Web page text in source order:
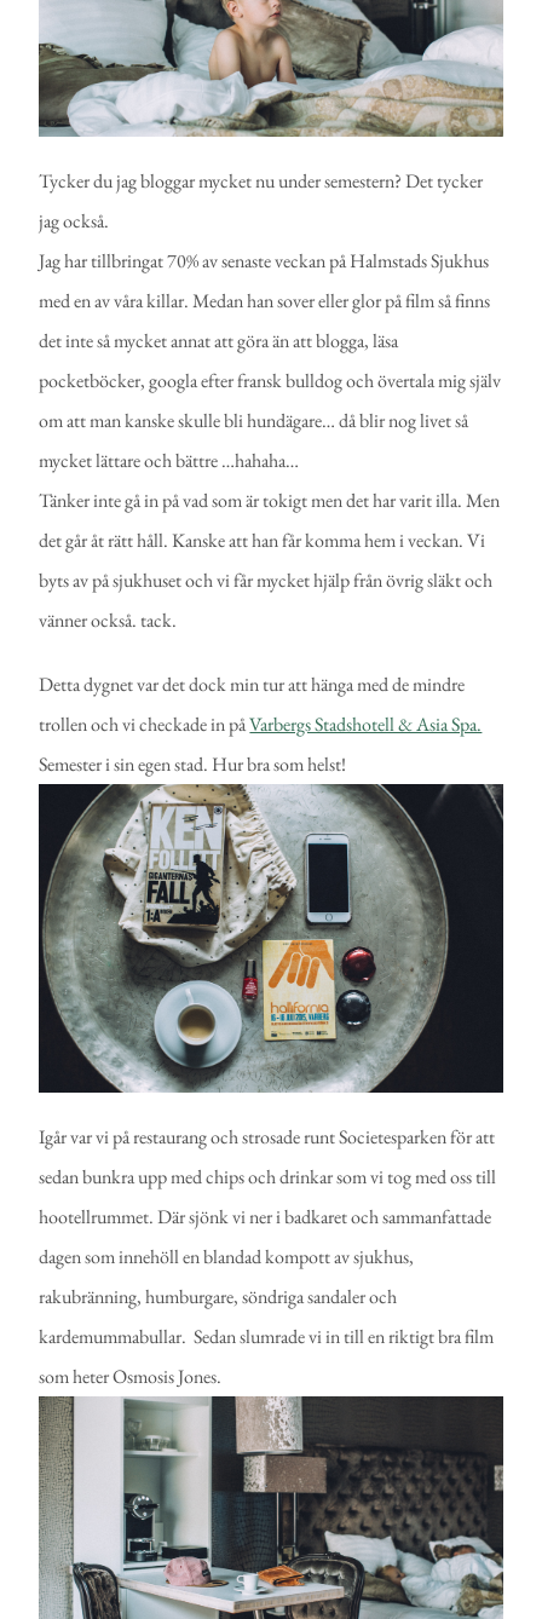
Tycker du jag bloggar mycket nu under semestern? Det tycker
jag också.
Jag har tillbringat 70% av senaste veckan på Halmstads Sjukhus
med en av våra killar. Medan han sover eller glor på film så finns
det inte så mycket annat att göra än att blogga, läsa
pocketböcker, googla efter fransk bulldog och övertala mig själv
om att man kanske skulle bli hundägare… då blir nog livet så
mycket lättare och bättre …hahaha…
Tänker inte gå in på vad som är tokigt men det har varit illa. Men
det går åt rätt håll. Kanske att han får komma hem i veckan. Vi
byts av på sjukhuset och vi får mycket hjälp från övrig släkt och
vänner också. tack.
Detta dygnet var det dock min tur att hänga med de mindre
trollen och vi checkade in påVarbergs Stadshotell & Asia Spa.
Semester i sin egen stad. Hur bra som helst!
Igår var vi på restaurang och strosade runt Societesparken för att
sedan bunkra upp med chips och drinkar som vi tog med oss till
hootellrummet. Där sjönk vi ner i badkaret och sammanfattade
dagen som innehöll en blandad kompott av sjukhus,
rakubränning, humburgare, söndriga sandaler och
kardemummabullar. Sedan slumrade vi in till en riktigt bra film
som heter Osmosis Jones.